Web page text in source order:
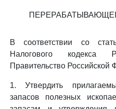
В соответствии со
Налогового кодекса
Правительство Российской
1. Утвердить
запасов полезных